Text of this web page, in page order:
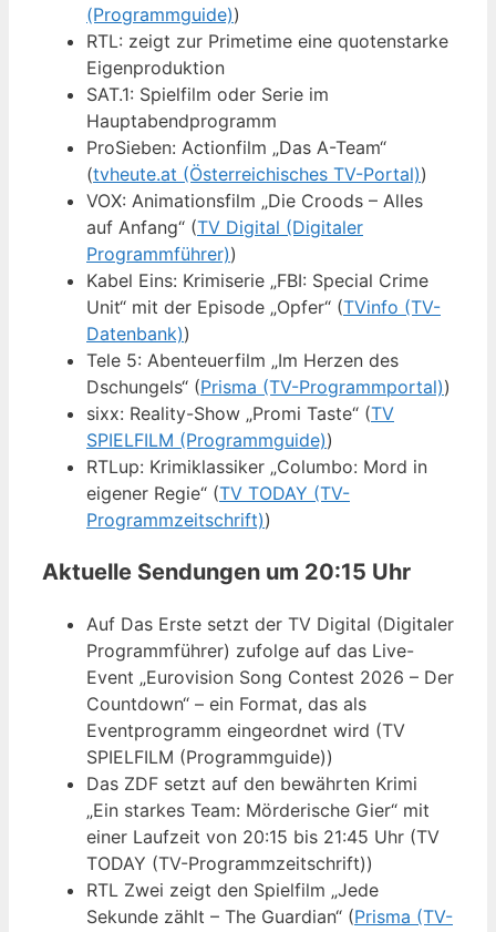
(Programmguide))
RTL: zeigt zur Primetime eine quotenstarke
Eigenproduktion
SAT.1: Spielfilm oder Serie im
Hauptabendprogramm
ProSieben: Actionfilm „Das A-Team“
(tvheute.at (Österreichisches TV-Portal))
VOX: Animationsfilm „Die Croods – Alles
auf Anfang“ (TV Digital (Digitaler
Programmführer))
Kabel Eins: Krimiserie „FBI: Special Crime
Unit“ mit der Episode „Opfer“ (TVinfo (TV-
Datenbank))
Tele 5: Abenteuerfilm „Im Herzen des
Dschungels“ (Prisma (TV-Programmportal))
sixx: Reality-Show „Promi Taste“ (TV
SPIELFILM (Programmguide))
RTLup: Krimiklassiker „Columbo: Mord in
eigener Regie“ (TV TODAY (TV-
Programmzeitschrift))
Aktuelle Sendungen um 20:15 Uhr
Auf Das Erste setzt der TV Digital (Digitaler
Programmführer) zufolge auf das Live-
Event „Eurovision Song Contest 2026 – Der
Countdown“ – ein Format, das als
Eventprogramm eingeordnet wird (TV
SPIELFILM (Programmguide))
Das ZDF setzt auf den bewährten Krimi
„Ein starkes Team: Mörderische Gier“ mit
einer Laufzeit von 20:15 bis 21:45 Uhr (TV
TODAY (TV-Programmzeitschrift))
RTL Zwei zeigt den Spielfilm „Jede
Sekunde zählt – The Guardian“ (Prisma (TV-